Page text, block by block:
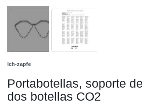
Ich-zapfe
Portabotellas, soporte
dos botellas CO2